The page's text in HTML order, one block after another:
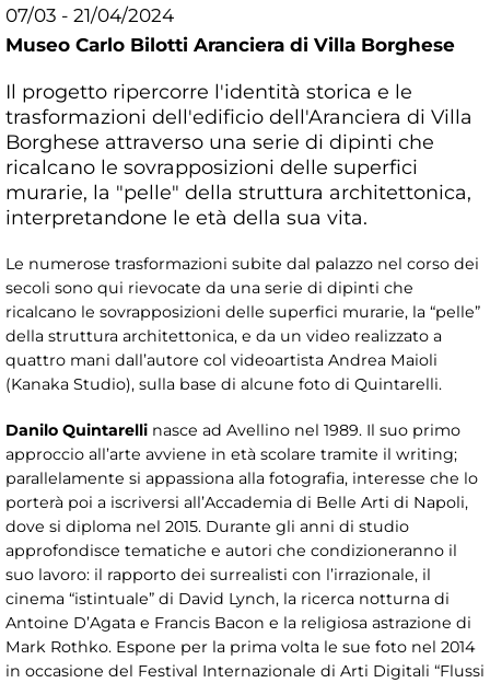
07/03 - 21/04/2024
Museo Carlo Bilotti Aranciera di Villa Borghese
Il progetto ripercorre l'identità storica e le
trasformazioni dell'edificio dell'Aranciera di Villa
Borghese attraverso una serie di dipinti che
ricalcano le sovrapposizioni delle superfici
murarie, la "pelle" della struttura architettonica,
interpretandone le età della sua vita.
Le numerose trasformazioni subite dal palazzo nel corso dei
secoli sono qui rievocate da una serie di dipinti che
ricalcano le sovrapposizioni delle superfici murarie, la “pelle”
della struttura architettonica, e da un video realizzato a
quattro mani dall’autore col videoartista Andrea Maioli
(Kanaka Studio), sulla base di alcune foto di Quintarelli.
Danilo Quintarelli nasce ad Avellino nel 1989. Il suo primo
approccio all’arte avviene in età scolare tramite il writing;
parallelamente si appassiona alla fotografia, interesse che lo
porterà poi a iscriversi all’Accademia di Belle Arti di Napoli,
dove si diploma nel 2015. Durante gli anni di studio
approfondisce tematiche e autori che condizioneranno il
suo lavoro: il rapporto dei surrealisti con l’irrazionale, il
cinema “istintuale” di David Lynch, la ricerca notturna di
Antoine D’Agata e Francis Bacon e la religiosa astrazione di
Mark Rothko. Espone per la prima volta le sue foto nel 2014
in occasione del Festival Internazionale di Arti Digitali “Flussi